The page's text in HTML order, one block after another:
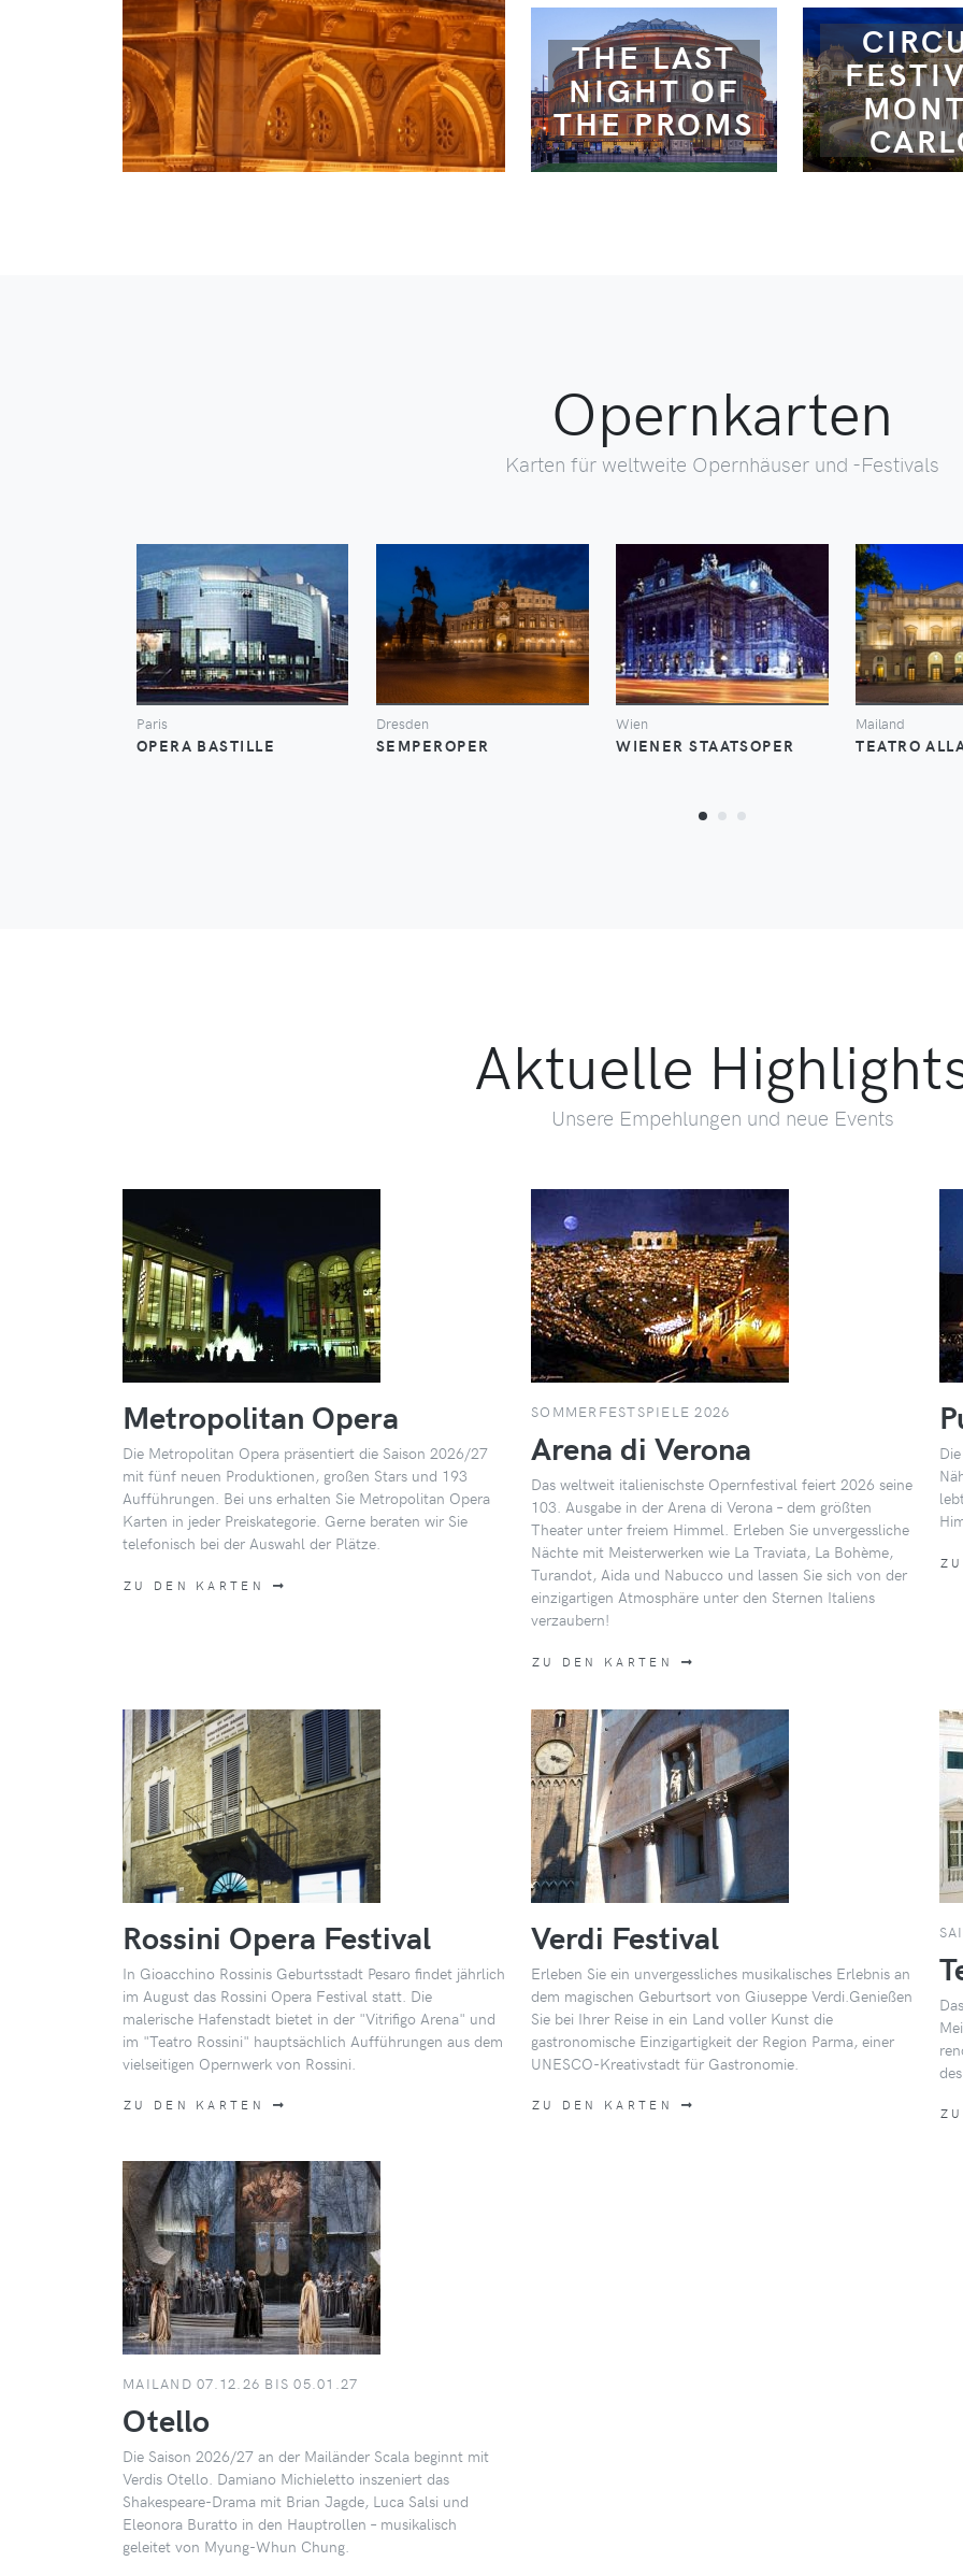
THE LAST
NIGHT OF
THE PROMS
Opernkarten
Karten für weltweite Opernhäuser und -Festivals
SPIELPLAN
Paris
OPERA BASTILLE
SPIELPLAN
Dresden
SEMPEROPER
SPIELPLAN
Wien
WIENER STAATSOPER
Mailand
TEATRO
Aktuelle
Unsere Empehlungen und neue Events
Metropolitan Opera
Die Metropolitan Opera präsentiert die Saison 2026/27
mit fünf neuen Produktionen, großen Stars und 193
Aufführungen. Bei uns erhalten Sie Metropolitan Opera
Karten in jeder Preiskategorie. Gerne beraten wir Sie
telefonisch bei der Auswahl der Plätze.
ZU DEN KARTEN
SOMMERFESTSPIELE 2026
Arena di Verona
Das weltweit italienischste Opernfestival feiert 2026 seine
103. Ausgabe in der Arena di Verona – dem größten
Theater unter freiem Himmel. Erleben Sie unvergessliche
Nächte mit Meisterwerken wie La Traviata, La Bohème,
Turandot, Aida und Nabucco und lassen Sie sich von der
einzigartigen Atmosphäre unter den Sternen Italiens
verzaubern!
ZU DEN KARTEN
Rossini Opera Festival
In Gioacchino Rossinis Geburtsstadt Pesaro findet jährlich
im August das Rossini Opera Festival statt. Die
malerische Hafenstadt bietet in der "Vitrifigo Arena" und
im "Teatro Rossini" hauptsächlich Aufführungen aus dem
vielseitigen Opernwerk von Rossini.
ZU DEN KARTEN
Verdi Festival
Erleben Sie ein unvergessliches musikalisches Erlebnis an
dem magischen Geburtsort von Giuseppe Verdi.Genießen
Sie bei Ihrer Reise in ein Land voller Kunst die
gastronomische Einzigartigkeit der Region Parma, einer
UNESCO-Kreativstadt für Gastronomie.
ZU DEN KARTEN
MAILAND 07.12.26 BIS 05.01.27
Otello
Die Saison 2026/27 an der Mailänder Scala beginnt mit
Verdis Otello. Damiano Michieletto inszeniert das
Shakespeare-Drama mit Brian Jagde, Luca Salsi und
Eleonora Buratto in den Hauptrollen – musikalisch
geleitet von Myung-Whun Chung.